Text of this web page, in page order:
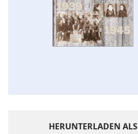
HERUNTERLADEN ALS